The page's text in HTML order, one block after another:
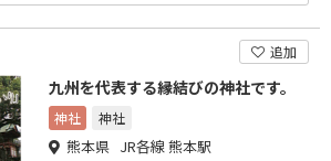
追加
九州を代表する縁結びの神社です。
神社 神社
熊本県 JR各線 熊本駅